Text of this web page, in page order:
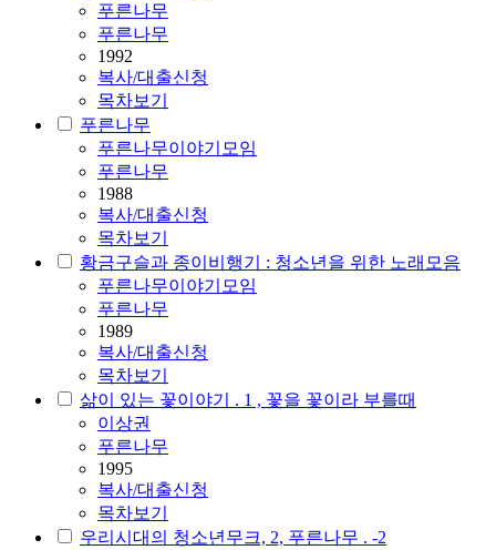
푸른나무
푸른나무
1992
복사/대출신청
목차보기
푸른나무
푸른나무이야기모임
푸른나무
1988
복사/대출신청
목차보기
황금구슬과 종이비행기 : 청소년을 위한 노래모음
푸른나무이야기모임
푸른나무
1989
복사/대출신청
목차보기
삶이 있는 꽃이야기 . 1 , 꽃을 꽃이라 부를때
이상권
푸른나무
1995
복사/대출신청
목차보기
우리시대의 청소년무크, 2, 푸른나무 . -2